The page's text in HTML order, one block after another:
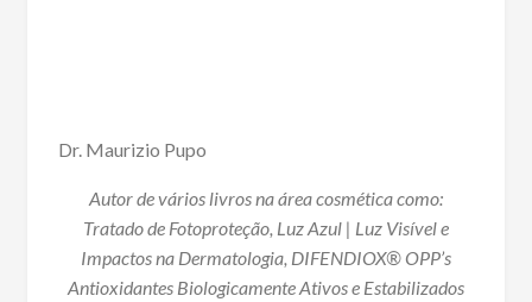
Dr. Maurizio Pupo
Autor de vários livros na área cosmética como:
Tratado de Fotoproteção, Luz Azul | Luz Visível e
Impactos na Dermatologia, DIFENDIOX® OPP’s
Antioxidantes Biologicamente Ativos e Estabilizados